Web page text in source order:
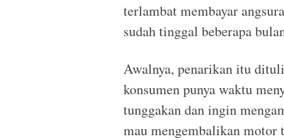
terlambat membayar
sudah tinggal beberapa
Awalnya, penarikan itu
konsumen punya waktu
tunggakan dan ingin
mau mengembalikan motor